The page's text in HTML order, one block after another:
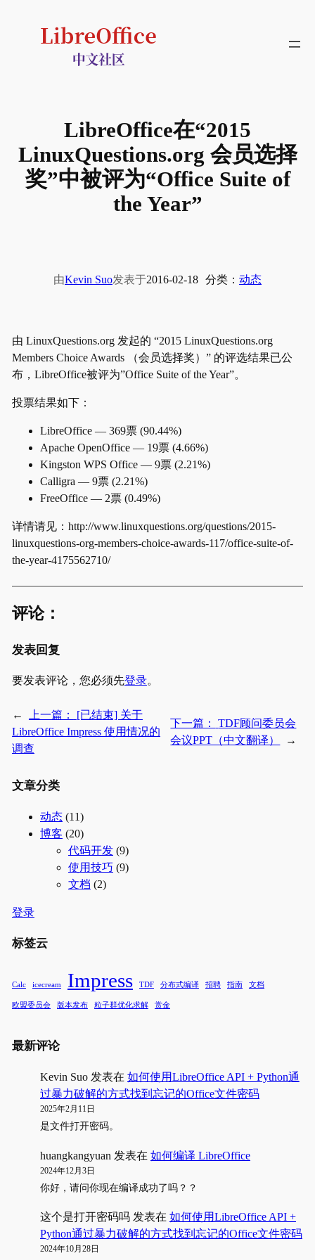
LibreOffice在“2015
LinuxQuestions.org 会员选择
奖”中被评为“Office Suite of
the Year”
由Kevin Suo发表于2016-02-18 分类： 动态
由 LinuxQuestions.org 发起的 “2015 LinuxQuestions.org
Members Choice Awards （会员选择奖）” 的评选结果已公
布，LibreOffice被评为”Office Suite of the Year”。
投票结果如下：
LibreOffice — 369票 (90.44%)
Apache OpenOffice — 19票 (4.66%)
Kingston WPS Office — 9票 (2.21%)
Calligra — 9票 (2.21%)
FreeOffice — 2票 (0.49%)
详情请见：http://www.linuxquestions.org/questions/2015-
linuxquestions-org-members-choice-awards-117/office-suite-of-
the-year-4175562710/
评论：
发表回复
要发表评论，您必须先登录。
← 上一篇：
[已结束] 关于
LibreOffice Impress 使用情况的
调查
下一篇：
TDF顾问委员会
会议PPT（中文翻译）
→
文章分类
动态(11)
博客 (20)
代码开发(9)
使用技巧 (9)
文档 (2)
登录
标签云
Calc icecream Impress TDF 分布式编译 招聘 指南 文档
欧盟委员会 版本发布 粒子群优化求解 赏金
最新评论
Kevin Suo发表在 如何使用LibreOffice API + Python通
过暴力破解的方式找到忘记的Office文件密码
2025年2月11日
是文件打开密码。
huangkangyuan 发表在 如何编译 LibreOffice
2024年12月3日
你好，请问你现在编译成功了吗？？
这个是打开密码吗发表在 如何使用LibreOffice API +
Python通过暴力破解的方式找到忘记的Office文件密码
2024年10月28日